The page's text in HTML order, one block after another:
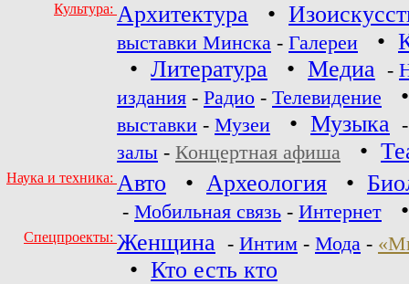
Культура: Архитектура •
выставки Минска - Галереи •
• Литература • Медиа -
издания - Радио - Телевидение
выставки - Музеи • Музыка
залы - Концертная афиша •
Наука и техника: Авто • Археология •
- Мобильная связь - Интернет
Спецпроекты: Женщина - Интим - Мода -
• Кто есть кто